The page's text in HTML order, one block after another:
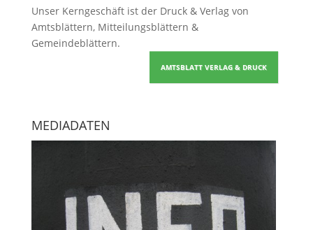
Unser Kerngeschäft ist der Druck & Verlag von
Amtsblättern, Mitteilungsblättern &
Gemeindeblättern.
AMTSBLATT VERLAG & DRUCK
MEDIADATEN